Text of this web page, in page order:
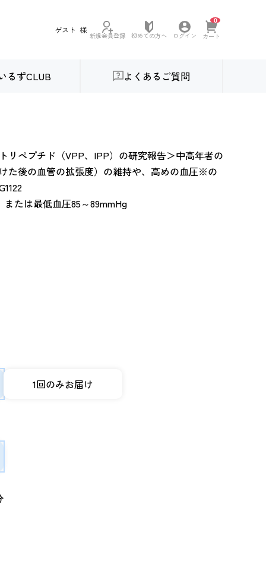
ゲスト 様
新規会員登録 初めての方へ ログイン
0
カート
るずCLUB よくあるご質問
リペプチド（VPP、IPP）の研究報告＞中高年者の
た後の血管の拡張度）の維持や、高めの血圧※の
たは最低血圧85～89mmHg
1回のみお届け